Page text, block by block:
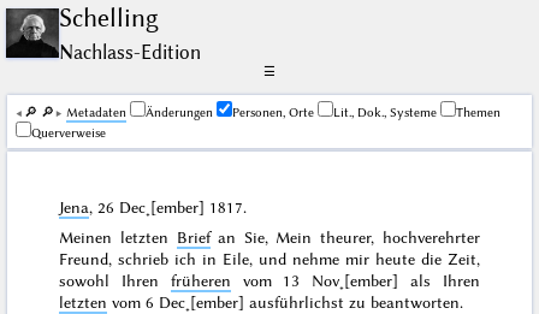
Schelling
Nachlass-Edition
☰
🔎︎ 🔎︎ Me­ta­da­ten Änderungen Personen, Orte Lit., Dok., Systeme
Themen
Querverweise
Jena,26 Dec˖[ember] 1817.
Meinen letzten Briefan Sie, Mein theurer, hochverehrter
Freund, schrieb ich in Eile, und nehme mir heute die Zeit,
sowohl Ihren früheren vom 13 Nov˖[ember] als Ihren
letzten vom6 Dec˖[ember] ausführlichst zu beantworten.